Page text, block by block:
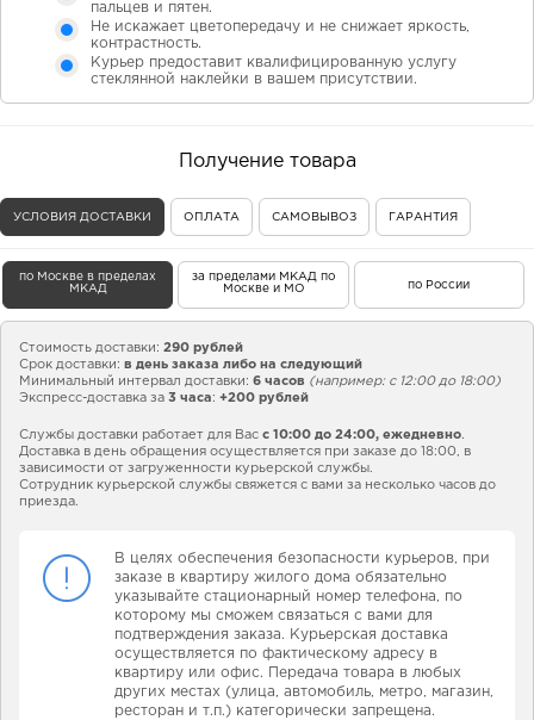
пальцев и пятен.
Не искажает цветопередачу и не снижает яркость,
контрастность.
Курьер предоставит квалифицированную услугу
стеклянной наклейки в вашем присутствии.
Получение товара
УСЛОВИЯ ДОСТАВКИ ОПЛАТА САМОВЫВОЗ ГАРАНТИЯ
по Москве в пределах
МКАД
за пределами МКАД по
Москве и МО
по России
Стоимость доставки: 290 рублей
Срок доставки: в день заказа либо на следующий
Минимальный интервал доставки: 6 часов (например: с 12:00 до 18:00)
Экспресс-доставка за 3 часа : +200 рублей
Службы доставки работает для Вас с 10:00 до 24:00, ежедневно.
Доставка в день обращения осуществляется при заказе до 18:00, в
зависимости от загруженности курьерской службы.
Сотрудник курьерской службы свяжется с вами за несколько часов до
приезда.
В целях обеспечения безопасности курьеров, при
заказе в квартиру жилого дома обязательно
указывайте стационарный номер телефона, по
которому мы сможем связаться с вами для
подтверждения заказа. Курьерская доставка
осуществляется по фактическому адресу в
квартиру или офис. Передача товара в любых
других местах (улица, автомобиль, метро, магазин,
ресторан и т.п.) категорически запрещена.